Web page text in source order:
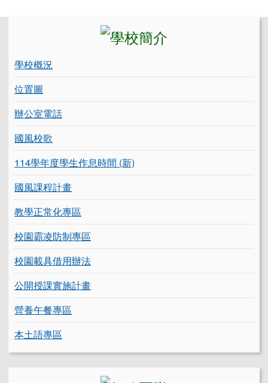
學校概況
位置圖
辦公室電話
國風校歌
114學年度學生作息時間 (新)
國風課程計畫
教學正常化專區
校園霸凌防制專區
校園載具借用辦法
公開授課實施計畫
營養午餐專區
本土語專區